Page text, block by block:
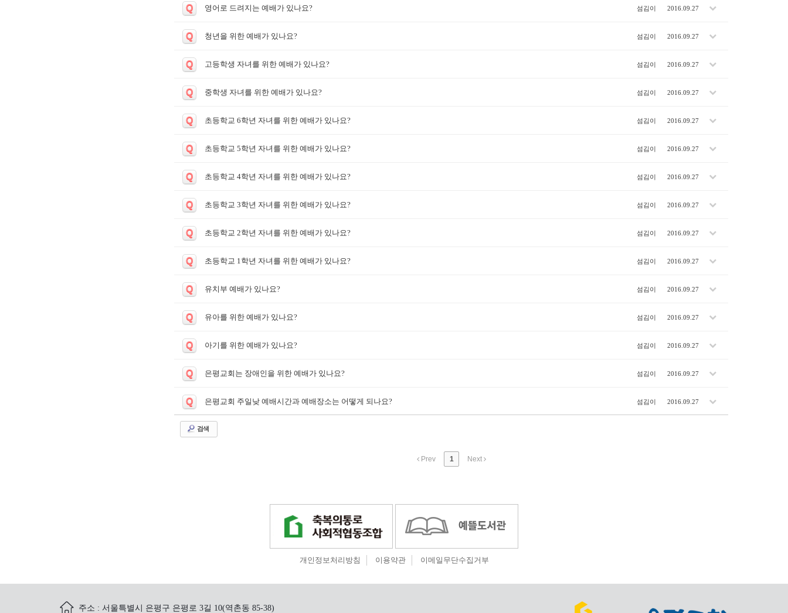
Q 영어로 드려지는 예배가 있나요? 섬김이 2016.09.27
Q 청년을 위한 예배가 있나요? 섬김이 2016.09.27
Q 고등학생 자녀를 위한 예배가 있나요? 섬김이 2016.09.27
Q 중학생 자녀를 위한 예배가 있나요? 섬김이 2016.09.27
Q 초등학교 6학년 자녀를 위한 예배가 있나요? 섬김이 2016.09.27
Q 초등학교 5학년 자녀를 위한 예배가 있나요? 섬김이 2016.09.27
Q 초등학교 4학년 자녀를 위한 예배가 있나요? 섬김이 2016.09.27
Q 초등학교 3학년 자녀를 위한 예배가 있나요? 섬김이 2016.09.27
Q 초등학교 2학년 자녀를 위한 예배가 있나요? 섬김이 2016.09.27
Q 초등학교 1학년 자녀를 위한 예배가 있나요? 섬김이 2016.09.27
Q 유치부 예배가 있나요? 섬김이 2016.09.27
Q 유아를 위한 예배가 있나요? 섬김이 2016.09.27
Q 아기를 위한 예배가 있나요? 섬김이 2016.09.27
Q 은평교회는 장애인을 위한 예배가 있나요? 섬김이 2016.09.27
Q 은평교회 주일낮 예배시간과 예배장소는 어떻게 되나요? 섬김이 2016.09.27
검색
Prev 1 Next
개인정보처리방침 이용약관 이메일무단수집거부
주소 : 서울특별시 은평구 은평로 3길 10(역촌동 85-38)